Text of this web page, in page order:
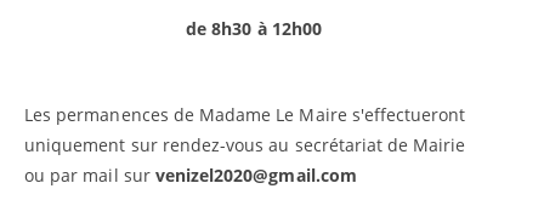
de 8h30 à 12h00
Les permanences de Madame Le Maire s'effectueront
uniquement sur rendez-vous au secrétariat de Mairie
ou par mail survenizel2020@gmail.com